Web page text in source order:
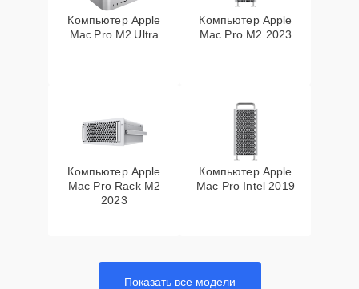
Компьютер Apple
Mac Pro M2 Ultra
Компьютер Apple
Mac Pro M2 2023
Компьютер Apple
Mac Pro Rack M2
2023
Компьютер Apple
Mac Pro Intel 2019
Показать все модели